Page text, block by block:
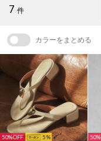
7 件
カラーをまとめる
50% 5 50%